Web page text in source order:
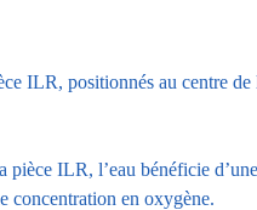
ILR, positionnés au centre
ILR, l’eau bénéficie
concentration en oxygène.